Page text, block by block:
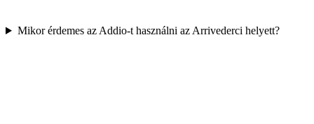
Mikor érdemes az Addio-t használni az Arrivederci helyett?